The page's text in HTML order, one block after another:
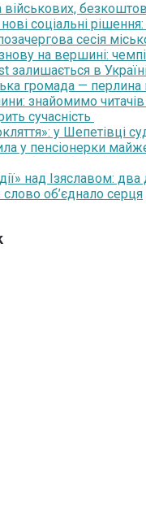
військових,
соціальні
сесія
на вершині:
залишається в
громада — перлина
знайомимо читачів
сучасність
у Шепетівці
у пенсіонерки
над Ізяславом: два
слово об’єднало серця